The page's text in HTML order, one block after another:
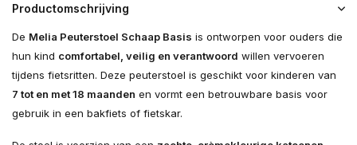
Productomschrijving
De Melia Peuterstoel Schaap Basis is ontworpen voor ouders die
hun kind comfortabel, veilig en verantwoord willen vervoeren
tijdens fietsritten. Deze peuterstoel is geschikt voor kinderen van
7 tot en met 18 maanden en vormt een betrouwbare basis voor
gebruik in een bakfiets of fietskar.